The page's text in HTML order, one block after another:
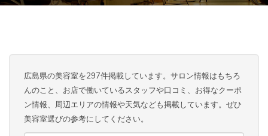
広島県の美容室を297件掲載しています。サロン情報はもちろ
んのこと、お店で働いているスタッフや口コミ、お得なクーポ
ン情報、周辺エリアの情報や天気なども掲載しています。ぜひ
美容室選びの参考にしてください。